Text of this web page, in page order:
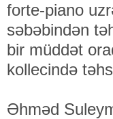
forte-piano
səbəbindən
bir müddət
kollecində
Əhməd